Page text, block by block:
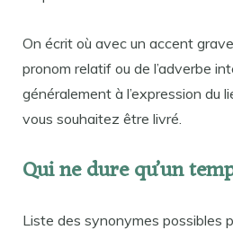
On écrit où avec un accent
pronom relatif ou de l’adverbe
généralement à l’expression du
vous souhaitez être livré.
Qui ne dure qu’un
Liste des synonymes possibles